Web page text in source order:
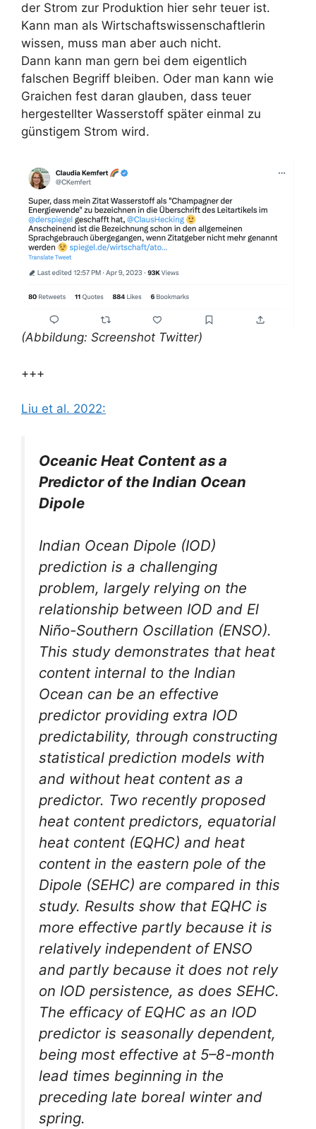
der Strom zur Produktion hier sehr teuer ist.
Kann man als Wirtschaftswissenschaftlerin
wissen, muss man aber auch nicht.
Dann kann man gern bei dem eigentlich
falschen Begriff bleiben. Oder man kann wie
Graichen fest daran glauben, dass teuer
hergestellter Wasserstoff später einmal zu
günstigem Strom wird.
(Abbildung: Screenshot Twitter)
+++
Liu et al. 2022:
Oceanic Heat Content as a
Predictor of the Indian Ocean
Dipole
Indian Ocean Dipole (IOD)
prediction is a challenging
problem, largely relying on the
relationship between IOD and El
Niño-Southern Oscillation (ENSO).
This study demonstrates that heat
content internal to the Indian
Ocean can be an effective
predictor providing extra IOD
predictability, through constructing
statistical prediction models with
and without heat content as a
predictor. Two recently proposed
heat content predictors, equatorial
heat content (EQHC) and heat
content in the eastern pole of the
Dipole (SEHC) are compared in this
study. Results show that EQHC is
more effective partly because it is
relatively independent of ENSO
and partly because it does not rely
on IOD persistence, as does SEHC.
The efficacy of EQHC as an IOD
predictor is seasonally dependent,
being most effective at 5–8-month
lead times beginning in the
preceding late boreal winter and
spring.